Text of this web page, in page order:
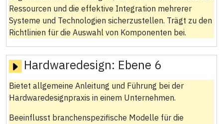
Ressourcen und die effektive Integration mehrerer
Systeme und Technologien sicherzustellen. Trägt zu den
Richtlinien für die Auswahl von Komponenten bei.
Hardwaredesign: Ebene 6
Bietet allgemeine Anleitung und Führung bei der
Hardwaredesignpraxis in einem Unternehmen.
Beeinflusst branchenspezifische Modelle für die